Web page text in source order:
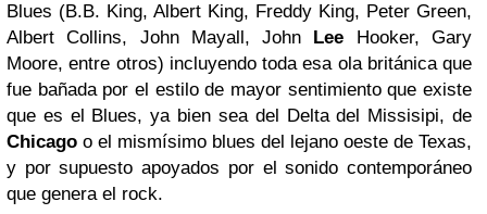
Blues (B.B. King, Albert King, Freddy King, Peter Green,
Albert Collins, John Mayall, John Lee Hooker, Gary
Moore, entre otros) incluyendo toda esa ola británica que
fue bañada por el estilo de mayor sentimiento que existe
que es el Blues, ya bien sea del Delta del Missisipi, de
Chicago o el mismísimo blues del lejano oeste de Texas,
y por supuesto apoyados por el sonido contemporáneo
que genera el rock.